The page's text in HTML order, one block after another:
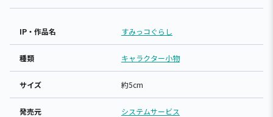
IP・作品名 すみっコぐらし
種類 キャラクター小物
サイズ 約5cm
発売元 システムサービス